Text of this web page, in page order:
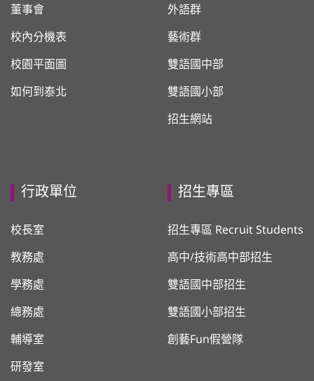
董事會
校內分機表
校園平面圖
如何到泰北
外語群
藝術群
雙語國中部
雙語國小部
招生網站
行政單位
校長室
教務處
學務處
總務處
輔導室
研發室
招生專區
招生專區 Recruit Students
高中/技術高中部招生
雙語國中部招生
雙語國小部招生
創藝Fun假營隊